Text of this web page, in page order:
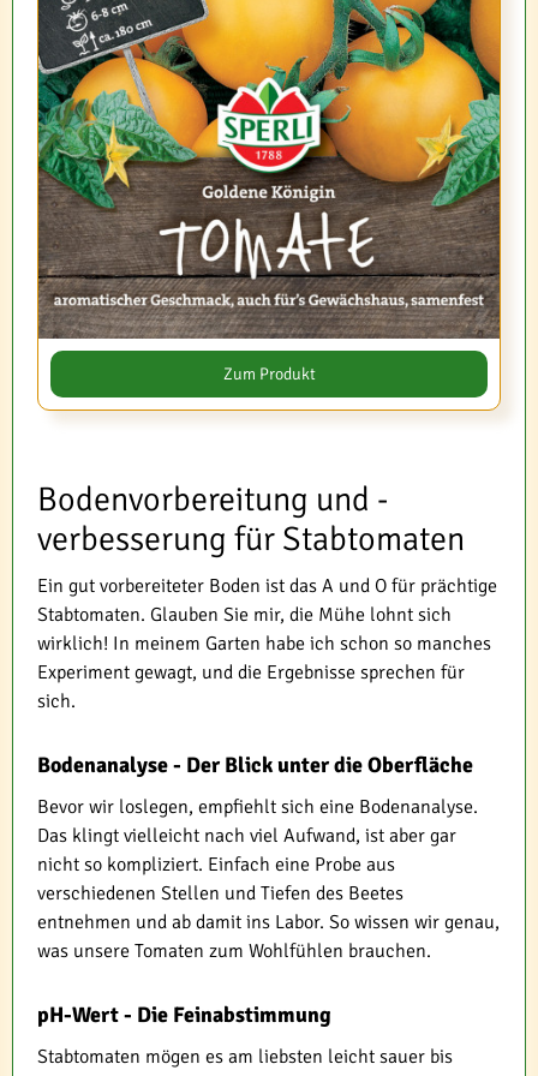
Zum Produkt
Bodenvorbereitung und -
verbesserung für Stabtomaten
Ein gut vorbereiteter Boden ist das A und O für prächtige
Stabtomaten. Glauben Sie mir, die Mühe lohnt sich
wirklich! In meinem Garten habe ich schon so manches
Experiment gewagt, und die Ergebnisse sprechen für
sich.
Bodenanalyse - Der Blick unter die Oberfläche
Bevor wir loslegen, empfiehlt sich eine Bodenanalyse.
Das klingt vielleicht nach viel Aufwand, ist aber gar
nicht so kompliziert. Einfach eine Probe aus
verschiedenen Stellen und Tiefen des Beetes
entnehmen und ab damit ins Labor. So wissen wir genau,
was unsere Tomaten zum Wohlfühlen brauchen.
pH-Wert - Die Feinabstimmung
Stabtomaten mögen es am liebsten leicht sauer bis